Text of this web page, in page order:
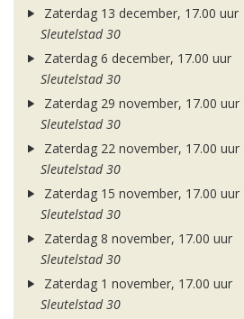
Zaterdag 13 december, 17.00 uur
Sleutelstad 30
Zaterdag 6 december, 17.00 uur
Sleutelstad 30
Zaterdag 29 november, 17.00 uur
Sleutelstad 30
Zaterdag 22 november, 17.00 uur
Sleutelstad 30
Zaterdag 15 november, 17.00 uur
Sleutelstad 30
Zaterdag 8 november, 17.00 uur
Sleutelstad 30
Zaterdag 1 november, 17.00 uur
Sleutelstad 30